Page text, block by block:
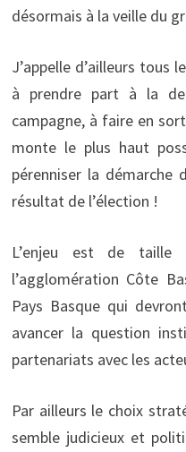
désormais à la veille du
J’appelle d’ailleurs tous
à prendre part à la
campagne, à faire en
monte le plus haut
pérenniser la démarche
résultat de l’élection !
L’enjeu est de
l’agglomération Côte
Pays Basque qui
avancer la question
partenariats avec les
Par ailleurs le choix
semble judicieux et